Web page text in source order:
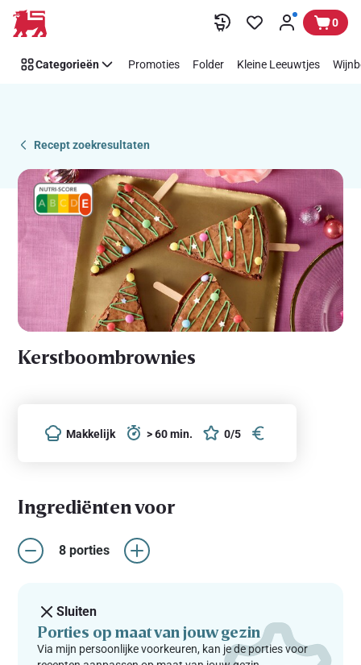
Overslaan
Recipe
Details
0
Categorieën Promoties Folder Kleine Leeuwtjes
Recept zoekresultaten
Kerstboombrownies
Makkelijk > 60 min. 0/5
Ingrediënten voor
8 porties
Sluiten
Porties op maat van jouw gezin
Via mijn persoonlijke voorkeuren, kan je de porties voor